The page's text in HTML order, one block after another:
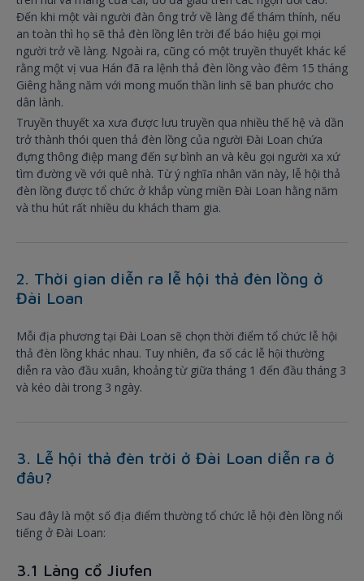
Đến khi một vài người đàn ông trở về làng để thám thính, nếu
an toàn thì họ sẽ thả đèn lồng lên trời để báo hiệu gọi mọi
người trở về làng. Ngoài ra, cũng có một truyền thuyết khác kể
rằng một vị vua Hán đã ra lệnh thả đèn lồng vào đêm 15 tháng
Giêng hằng năm với mong muốn thần linh sẽ ban phước cho
dân lành.
Truyền thuyết xa xưa được lưu truyền qua nhiều thế hệ và dần
trở thành thói quen thả đèn lồng của người Đài Loan chứa
đựng thông điệp mang đến sự bình an và kêu gọi người xa xứ
tìm đường về với quê nhà. Từ ý nghĩa nhân văn này, lễ hội thả
đèn lồng được tổ chức ở khắp vùng miền Đài Loan hằng năm
và thu hút rất nhiều du khách tham gia.
2. Thời gian diễn ra lễ hội thả đèn lồng ở
Đài Loan
Mỗi địa phương tại Đài Loan sẽ chọn thời điểm tổ chức lễ hội
thả đèn lồng khác nhau. Tuy nhiên, đa số các lễ hội thường
diễn ra vào đầu xuân, khoảng từ giữa tháng 1 đến đầu tháng 3
và kéo dài trong 3 ngày.
3. Lễ hội thả đèn trời ở Đài Loan diễn ra ở
đâu?
Sau đây là một số địa điểm thường tổ chức lễ hội đèn lồng nổi
tiếng ở Đài Loan:
3.1 Làng cổ Jiufen